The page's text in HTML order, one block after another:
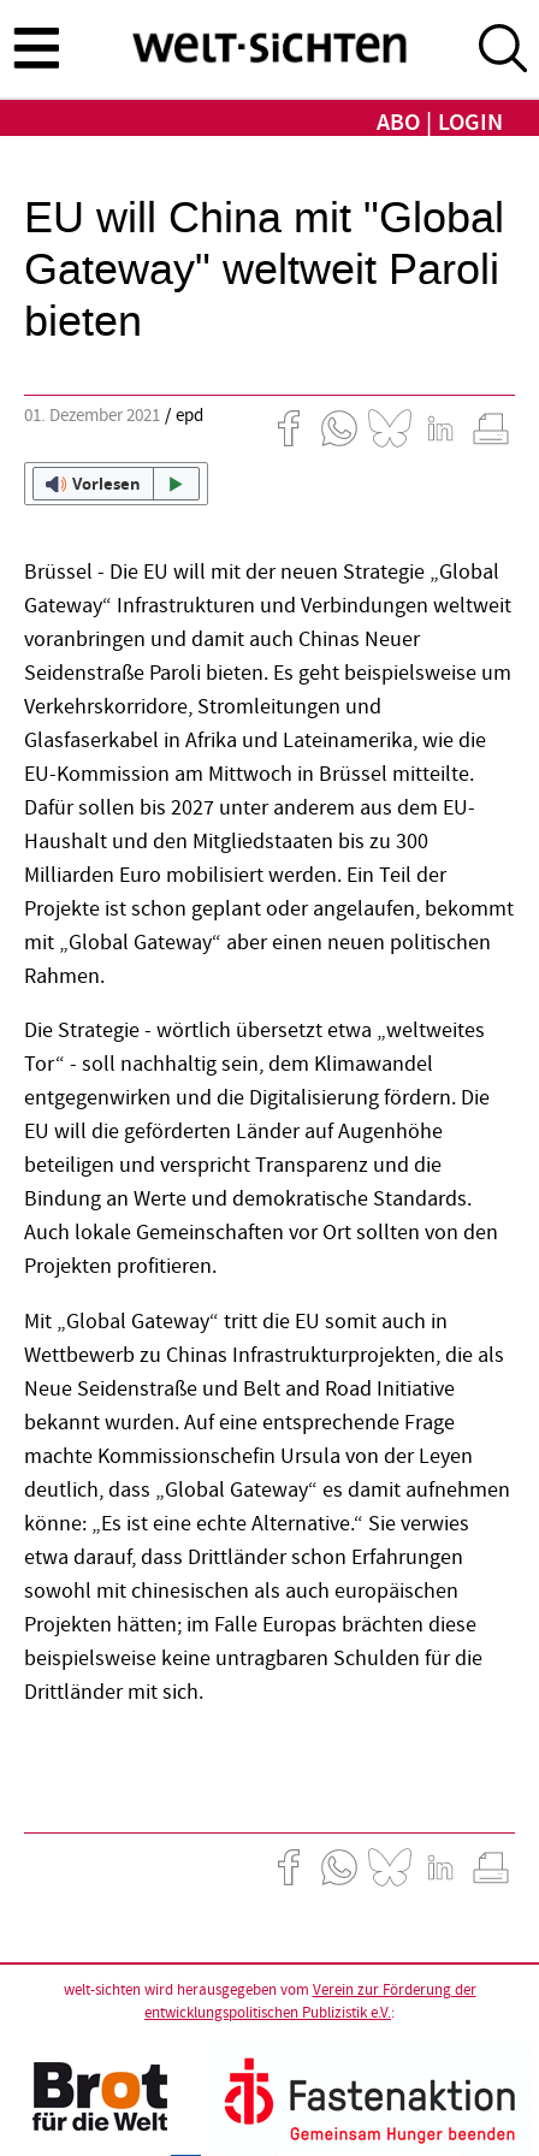
zum
Inhalt
ABO LOGIN
EU will China mit "Global
Gateway" weltweit Paroli
bieten
01. Dezember 2021 epd
Vorlesen
Brüssel - Die EU will mit der neuen Strategie „Global
Gateway“ Infrastrukturen und Verbindungen weltweit
voranbringen und damit auch Chinas Neuer
Seidenstraße Paroli bieten. Es geht beispielsweise um
Verkehrskorridore, Stromleitungen und
Glasfaserkabel in Afrika und Lateinamerika, wie die
EU-Kommission am Mittwoch in Brüssel mitteilte.
Dafür sollen bis 2027 unter anderem aus dem EU-
Haushalt und den Mitgliedstaaten bis zu 300
Milliarden Euro mobilisiert werden. Ein Teil der
Projekte ist schon geplant oder angelaufen, bekommt
mit „Global Gateway“ aber einen neuen politischen
Rahmen.
Die Strategie - wörtlich übersetzt etwa „weltweites
Tor“ - soll nachhaltig sein, dem Klimawandel
entgegenwirken und die Digitalisierung fördern. Die
EU will die geförderten Länder auf Augenhöhe
beteiligen und verspricht Transparenz und die
Bindung an Werte und demokratische Standards.
Auch lokale Gemeinschaften vor Ort sollten von den
Projekten profitieren.
Mit „Global Gateway“ tritt die EU somit auch in
Wettbewerb zu Chinas Infrastrukturprojekten, die als
Neue Seidenstraße und Belt and Road Initiative
bekannt wurden. Auf eine entsprechende Frage
machte Kommissionschefin Ursula von der Leyen
deutlich, dass „Global Gateway“ es damit aufnehmen
könne: „Es ist eine echte Alternative.“ Sie verwies
etwa darauf, dass Drittländer schon Erfahrungen
sowohl mit chinesischen als auch europäischen
Projekten hätten; im Falle Europas brächten diese
beispielsweise keine untragbaren Schulden für die
Drittländer mit sich.
welt-sichten wird herausgegeben vom Verein zur Förderung der
entwicklungspolitischen Publizistik e.V.: